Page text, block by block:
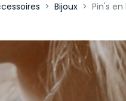
Bijoux Pin's